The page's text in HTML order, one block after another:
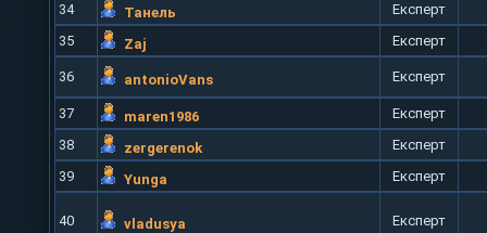
34
Танель
Експерт
35
Zaj Експерт
36 antonioVans Експерт
37 maren1986
Експерт
38
zergerenok
Експерт
39
Yunga Експерт
40 vladusya Експерт